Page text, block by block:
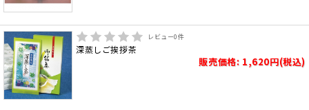
レビュー0件
深蒸しご挨拶茶
販売価格: 1,620円(税込)